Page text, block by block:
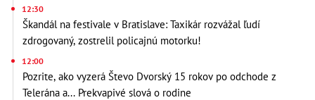
12:30
Škandál na festivale v Bratislave: Taxikár rozvážal ľudí
zdrogovaný, zostrelil policajnú motorku!
12:00
Pozrite, ako vyzerá Števo Dvorský 15 rokov po odchode z
Telerána a... Prekvapivé slová o rodine